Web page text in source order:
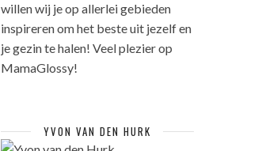
willen wij je op allerlei gebieden
inspireren om het beste uit jezelf en
je gezin te halen! Veel plezier op
MamaGlossy!
YVON VAN DEN HURK